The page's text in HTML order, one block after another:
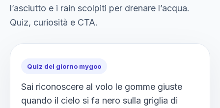
l’asciutto e i rain scolpiti per drenare l’acqua.
Quiz, curiosità e CTA.
Quiz del giorno mygoo
Sai riconoscere al volo le gomme giuste
quando il cielo si fa nero sulla griglia di